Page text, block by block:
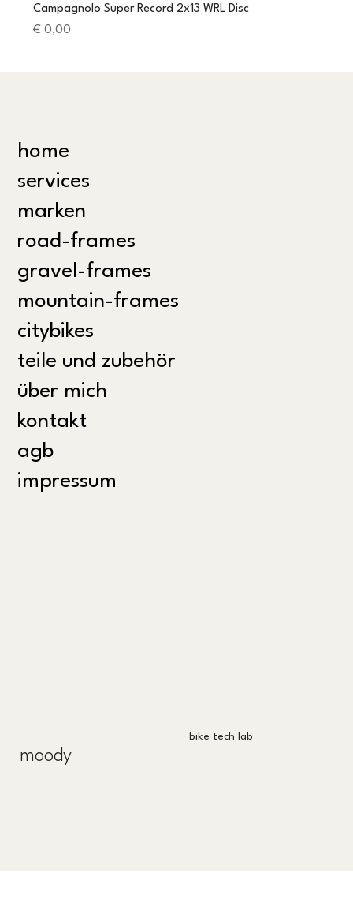
Campagnolo Super Record 2x13 WRL Disc
Preis
€ 0,00
home
services
marken
road-frames
gravel-frames
mountain-frames
citybikes
teile und zubehör
über mich
kontakt
agb
impressum
moody
bike tech lab